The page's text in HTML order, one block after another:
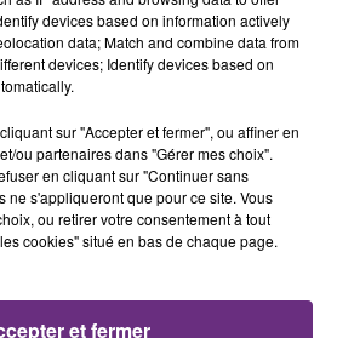
DU WEEK-END.
devices based on information actively
data; Match and combine data from
devices; Identify devices based on
sur "Accepter et fermer", ou affiner en
ou partenaires dans "Gérer mes choix".
en cliquant sur "Continuer sans
ne s'appliqueront que pour ce site. Vous
ou retirer votre consentement à tout
cookies" situé en bas de chaque page.
et fermer